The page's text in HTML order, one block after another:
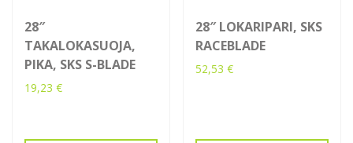
28″
TAKALOKASUOJA,
PIKA, SKS S-BLADE
19,23 €
28″ LOKARIPARI, SKS
RACEBLADE
52,53€